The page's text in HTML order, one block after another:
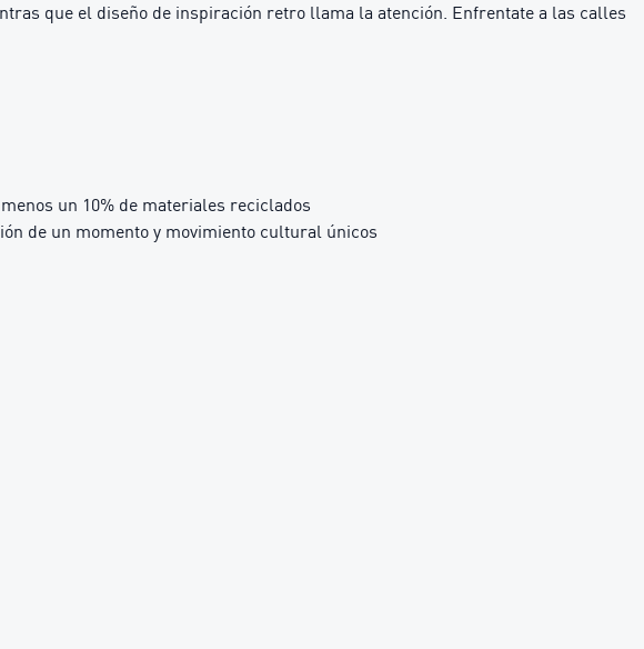
que el diseño de inspiración retro llama la atención. Enfrentate a las calles
un 10% de materiales reciclados
de un momento y movimiento cultural únicos